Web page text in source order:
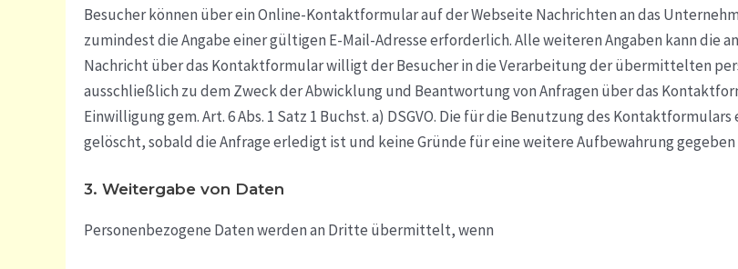
Besucher können über ein Online-Kontaktformular auf der Webseite Nachrichten an das
zumindest die Angabe einer gültigen E-Mail-Adresse erforderlich. Alle weiteren Angaben kann die
Nachricht über das Kontaktformular willigt der Besucher in die Verarbeitung der übermittelten
ausschließlich zu dem Zweck der Abwicklung und Beantwortung von Anfragen über das
Einwilligung gem. Art. 6 Abs. 1 Satz 1 Buchst. a) DSGVO. Die für die Benutzung des
gelöscht, sobald die Anfrage erledigt ist und keine Gründe für eine weitere Aufbewahrung
3. Weitergabe von Daten
Personenbezogene Daten werden an Dritte übermittelt, wenn